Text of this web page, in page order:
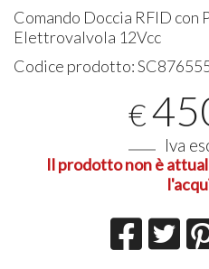
Comando Doccia RFID con
Elettrovalvola 12Vcc
Codice prodotto:
€
Iva
Il prodotto non è